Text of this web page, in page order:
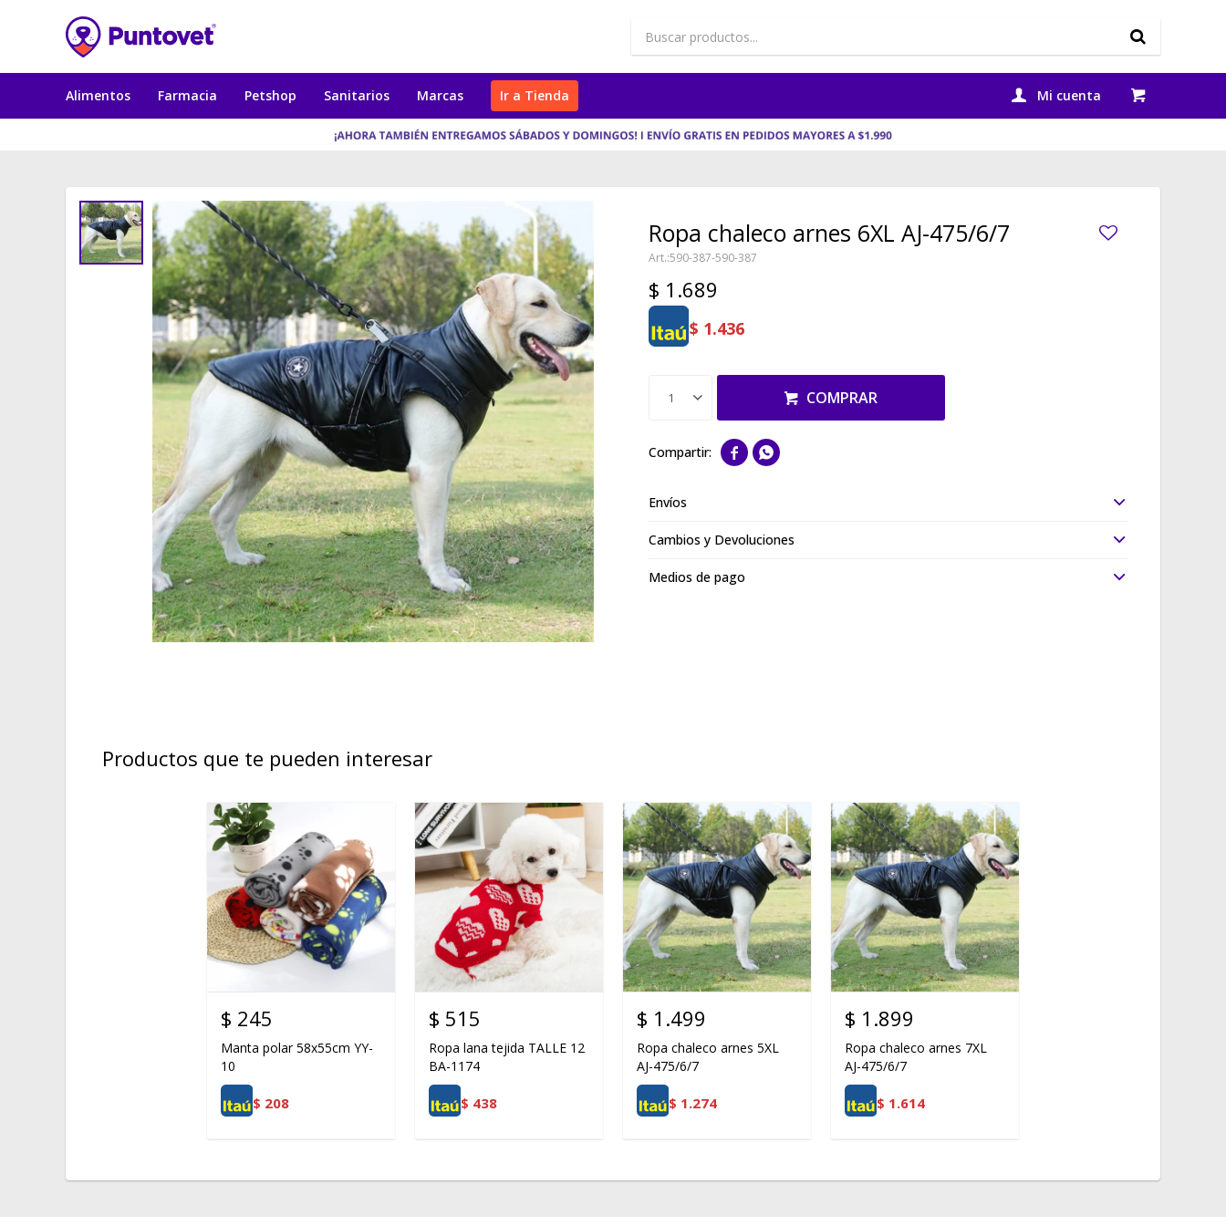
Alimentos Farmacia Petshop Sanitarios Marcas Ir a Tienda
Ropa chaleco arnes 6XL AJ-475/6/7
590-387-590-387
$ 1.689
$ 1.436
1 COMPRAR
 
Envíos
Cambios y Devoluciones
Medios de pago
Productos que te pueden interesar
$ 245
Manta polar 58x55cm YY-
10
$ 208
$ 515
Ropa lana tejida TALLE 12
BA-1174
$ 438
$ 1.499
Ropa chaleco arnes 5XL
AJ-475/6/7
$ 1.274
$ 1.899
Ropa chaleco arnes 7XL
AJ-475/6/7
$ 1.614